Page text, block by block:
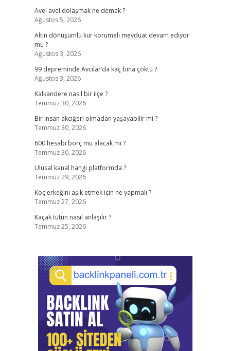
Avel avel dolaşmak ne demek ?
Ağustos 5, 2026
Altın dönüşümlü kur korumalı mevduat devam ediyor
mu ?
Ağustos 3, 2026
99 depreminde Avcılar’da kaç bina çöktü ?
Ağustos 3, 2026
Kalkandere nasıl bir ilçe ?
Temmuz 30, 2026
Bir insan akciğeri olmadan yaşayabilir mi ?
Temmuz 30, 2026
600 hesabı borç mu alacak mı ?
Temmuz 30, 2026
Ulusal kanal hangi platformda ?
Temmuz 29, 2026
Koç erkeğini aşık etmek için ne yapmalı ?
Temmuz 27, 2026
Kaçak tütün nasıl anlaşılır ?
Temmuz 25, 2026